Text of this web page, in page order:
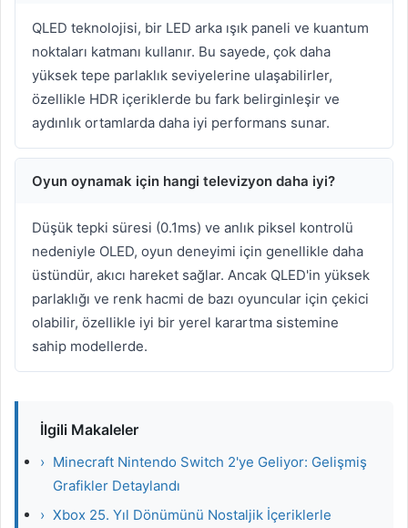
QLED teknolojisi, bir LED arka ışık paneli ve kuantum
noktaları katmanı kullanır. Bu sayede, çok daha
yüksek tepe parlaklık seviyelerine ulaşabilirler,
özellikle HDR içeriklerde bu fark belirginleşir ve
aydınlık ortamlarda daha iyi performans sunar.
Oyun oynamak için hangi televizyon daha iyi?
Düşük tepki süresi (0.1ms) ve anlık piksel kontrolü
nedeniyle OLED, oyun deneyimi için genellikle daha
üstündür, akıcı hareket sağlar. Ancak QLED'in yüksek
parlaklığı ve renk hacmi de bazı oyuncular için çekici
olabilir, özellikle iyi bir yerel karartma sistemine
sahip modellerde.
İlgili Makaleler
› Minecraft Nintendo Switch 2'ye Geliyor: Gelişmiş
Grafikler Detaylandı
› Xbox 25. Yıl Dönümünü Nostaljik İçeriklerle